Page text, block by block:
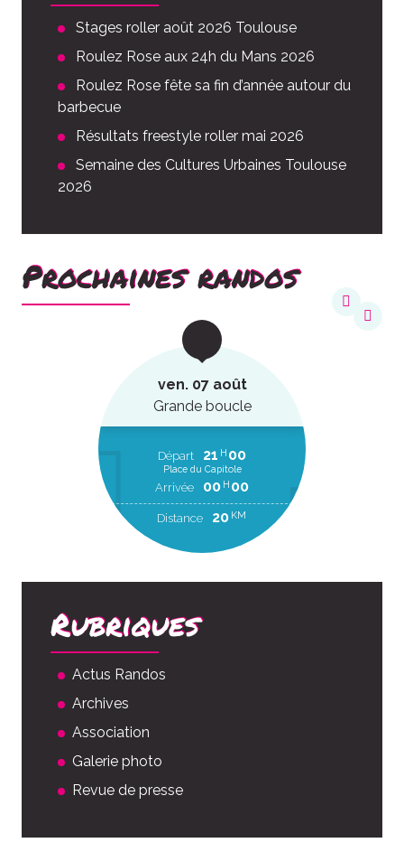
Stages roller août 2026 Toulouse
Roulez Rose aux 24h du Mans 2026
Roulez Rose fête sa fin d’année autour du
barbecue
Résultats freestyle roller mai 2026
Semaine des Cultures Urbaines Toulouse
2026
Prochaines randos
ven. 07 août
Grande boucle
Départ 21 H 00
Place du Capitole
Arrivée 00 H 00
Distance 20 KM
Rubriques
Actus Randos
Archives
Association
Galerie photo
Revue de presse